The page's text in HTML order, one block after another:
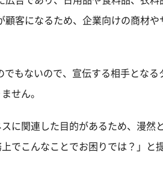
客になるため、企業向けの商材
もないので、宣伝する相手とな
せん。
に関連した目的があるため、漫然
でこんなことでお困りでは？」と